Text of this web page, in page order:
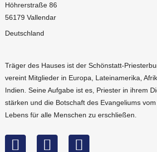
Höhrerstraße 86
56179 Vallendar
Deutschland
Träger des Hauses ist der Schönstatt-
vereint Mitglieder in Europa, Lateinamerika,
Indien. Seine Aufgabe ist es, Priester in ihrem
stärken und die Botschaft des Evangeliums
Lebens für alle Menschen zu erschließen.